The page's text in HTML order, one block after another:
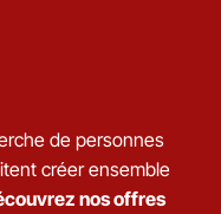
de personnes
créer ensemble
nos offres